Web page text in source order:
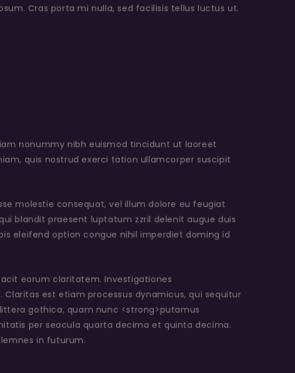
Cras porta mi nulla, sed facilisis tellus luctus ut.
nonummy nibh euismod tincidunt ut laoreet
quis nostrud exerci tation ullamcorper suscipit
molestie consequat, vel illum dolore eu feugiat
blandit praesent luptatum zzril delenit augue duis
eleifend option congue nihil imperdiet doming id
eorum claritatem. Investigationes
est etiam processus dynamicus, qui sequitur
gothica, quam nunc <strong>putamus
per seacula quarta decima et quinta decima.
in futurum.